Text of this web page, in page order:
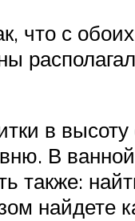
что с
в высоту
В
также:
найдете